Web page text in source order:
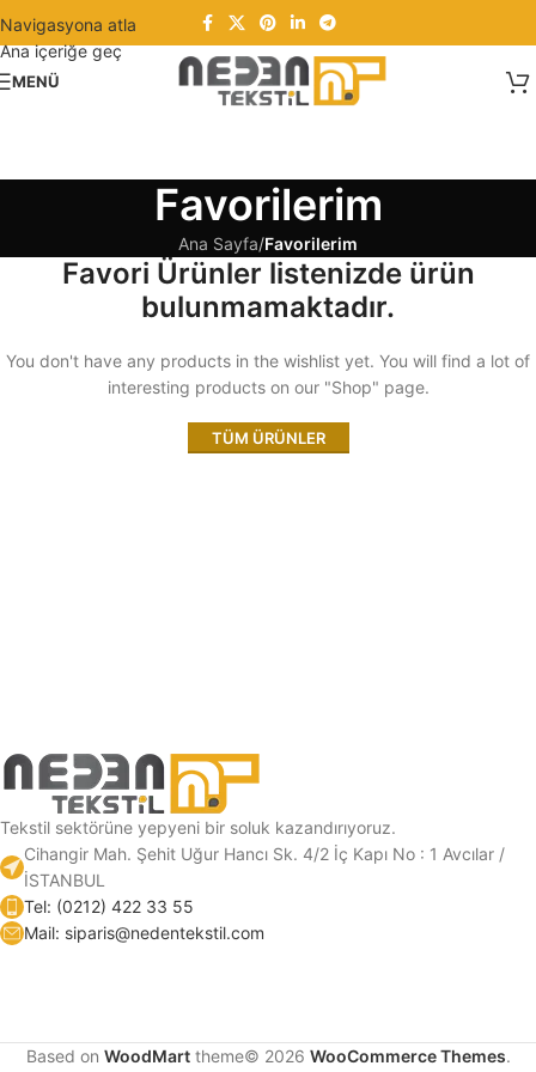
Navigasyona atla
Ana içeriğe geç
MENÜ
Favorilerim
Ana Sayfa/Favorilerim
Favori Ürünler listenizde ürün
bulunmamaktadır.
You don't have any products in the wishlist yet. You will find a lot of
interesting products on our "Shop" page.
TÜM ÜRÜNLER
Tekstil sektörüne yepyeni bir soluk kazandırıyoruz.
Cihangir Mah. Şehit Uğur Hancı Sk. 4/2 İç Kapı No : 1 Avcılar /
İSTANBUL
Tel: (0212) 422 33 55
Mail: siparis@nedentekstil.com
Based on WoodMarttheme© 2026 WooCommerce Themes.